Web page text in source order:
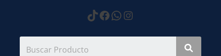
https://
Facebook
WhatsApp
Instagram